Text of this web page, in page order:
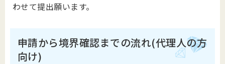
わせて提出願います。
申請から境界確認までの流れ(代理人の方
向け)